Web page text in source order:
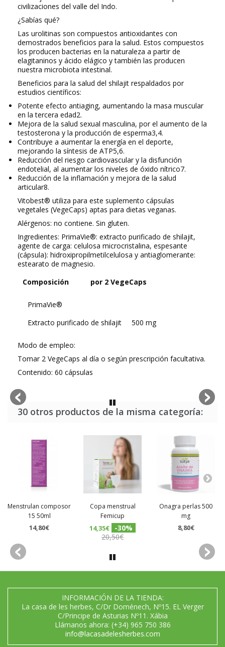
civilizaciones del valle del Indo.
¿Sabías qué?
Las urolitinas son compuestos antioxidantes con
demostrados beneficios para la salud. Estos compuestos
los producen bacterias en la naturaleza a partir de
elagitaninos y ácido elágico y también las producen
nuestra microbiota intestinal.
Beneficios para la salud del shilajit respaldados por
estudios científicos:
Potente efecto antiaging, aumentando la masa muscular
en la tercera edad2.
Mejora de la salud sexual masculina, por el aumento de la
testosterona y la producción de esperma3,4.
Contribuye a aumentar la energía en el deporte,
mejorando la síntesis de ATP5,6.
Reducción del riesgo cardiovascular y la disfunción
endotelial, al aumentar los niveles de óxido nítrico7.
Reducción de la inflamación y mejora de la salud
articular8.
Vitobest® utiliza para este suplemento cápsulas
vegetales (VegeCaps) aptas para dietas veganas.
Alérgenos: no contiene. Sin gluten.
Ingredientes: PrimaVie®: extracto purificado de shilajit,
agente de carga: celulosa microcristalina, espesante
(cápsula): hidroxipropilmetilcelulosa y antiaglomerante:
estearato de magnesio.
Composición
por 2 VegeCaps
PrimaVie®
Extracto purificado de shilajit
500 mg
Modo de empleo:
Tomar 2 VegeCaps al día o según prescripción facultativa.
Contenido: 60 cápsulas
30 otros productos de la misma categoría:
Menstrulan composor
15 50ml
14,80€
Copa menstrual
Femicup
14,35€
-30%
20,50€
Onagra perlas 500
mg
8,80€
INFORMACIÓN DE LA TIENDA:
La casa de les herbes, C/Dr Doménech, Nº15. EL Verger
C/Principe de Asturias Nº11. Xábia
Llámanos ahora: (+34) 965 750 386
info@lacasadelesherbes.com